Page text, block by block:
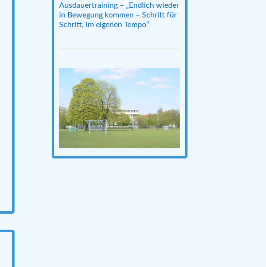
Ausdauertraining – „Endlich wieder
in Bewegung kommen – Schritt für
Schritt, im eigenen Tempo“